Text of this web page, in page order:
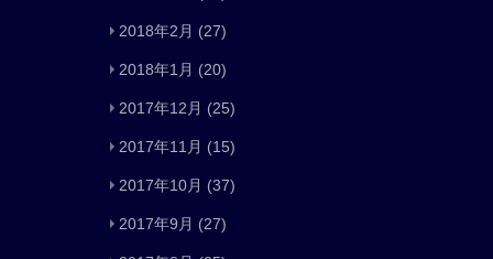
2018年2月 (27)
2018年1月 (20)
2017年12月 (25)
2017年11月 (15)
2017年10月 (37)
2017年9月 (27)